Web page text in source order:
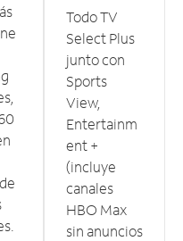
Todo TV
Select Plus
junto con
Sports
View,
Entertainm
ent +
(incluye
canales
HBO Max
sin anuncios